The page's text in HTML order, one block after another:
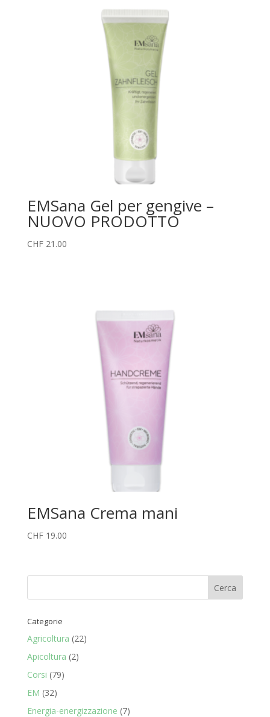
EMSana Gel per gengive –
NUOVO PRODOTTO
CHF21.00
EMSana Crema mani
CHF19.00
Categorie
Agricoltura (22)
Apicoltura (2)
Corsi (79)
EM (32)
Energia-energizzazione (7)